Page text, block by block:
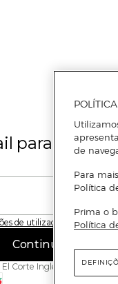
para se
de utilização do site
Continuar
Corte Inglés e ao
de
Para
Política
Prima o
Política